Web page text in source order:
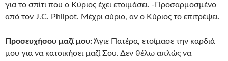
για το σπίτι που ο Κύριος έχει ετοιμάσει. -Προσαρμοσμένο
από τον J.C. Philpot. Μέχρι αύριο, αν ο Κύριος το επιτρέψει.
Προσευχήσου μαζί μου:Άγιε Πατέρα, ετοίμασε την καρδιά
μου για να κατοικήσει μαζί Σου. Δεν θέλω απλώς να